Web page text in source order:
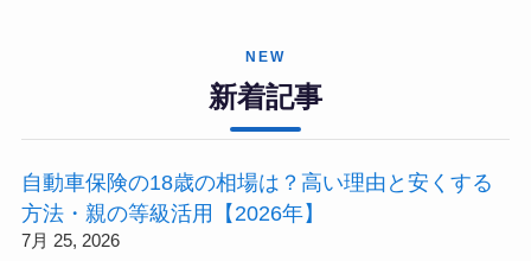
NEW
新着記事
自動車保険の18歳の相場は？高い理由と安くする
方法・親の等級活用【2026年】
7月 25, 2026